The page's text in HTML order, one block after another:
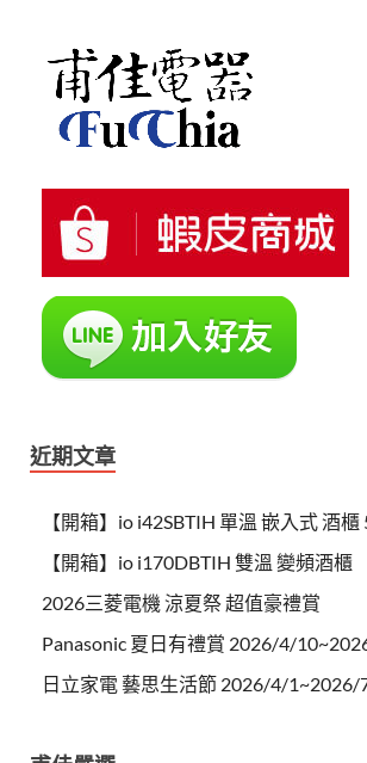
近期文章
【開箱】io i42SBTIH 單溫 嵌入式 酒
【開箱】io i170DBTIH 雙溫 變頻酒櫃
2026三菱電機 涼夏祭 超值豪禮賞
Panasonic 夏日有禮賞 2026/4/
日立家電 藝思生活節 2026/4/1~2026/